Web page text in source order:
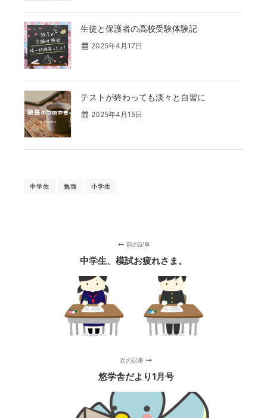
生徒と保護者の高校受験体験記
2025年4月17日
テストが終わっても淡々と自習に
2025年4月15日
中学生 勉強 小学生
前の記事
中学生、模試お疲れさま。
次の記事
悠学舎だより1月号